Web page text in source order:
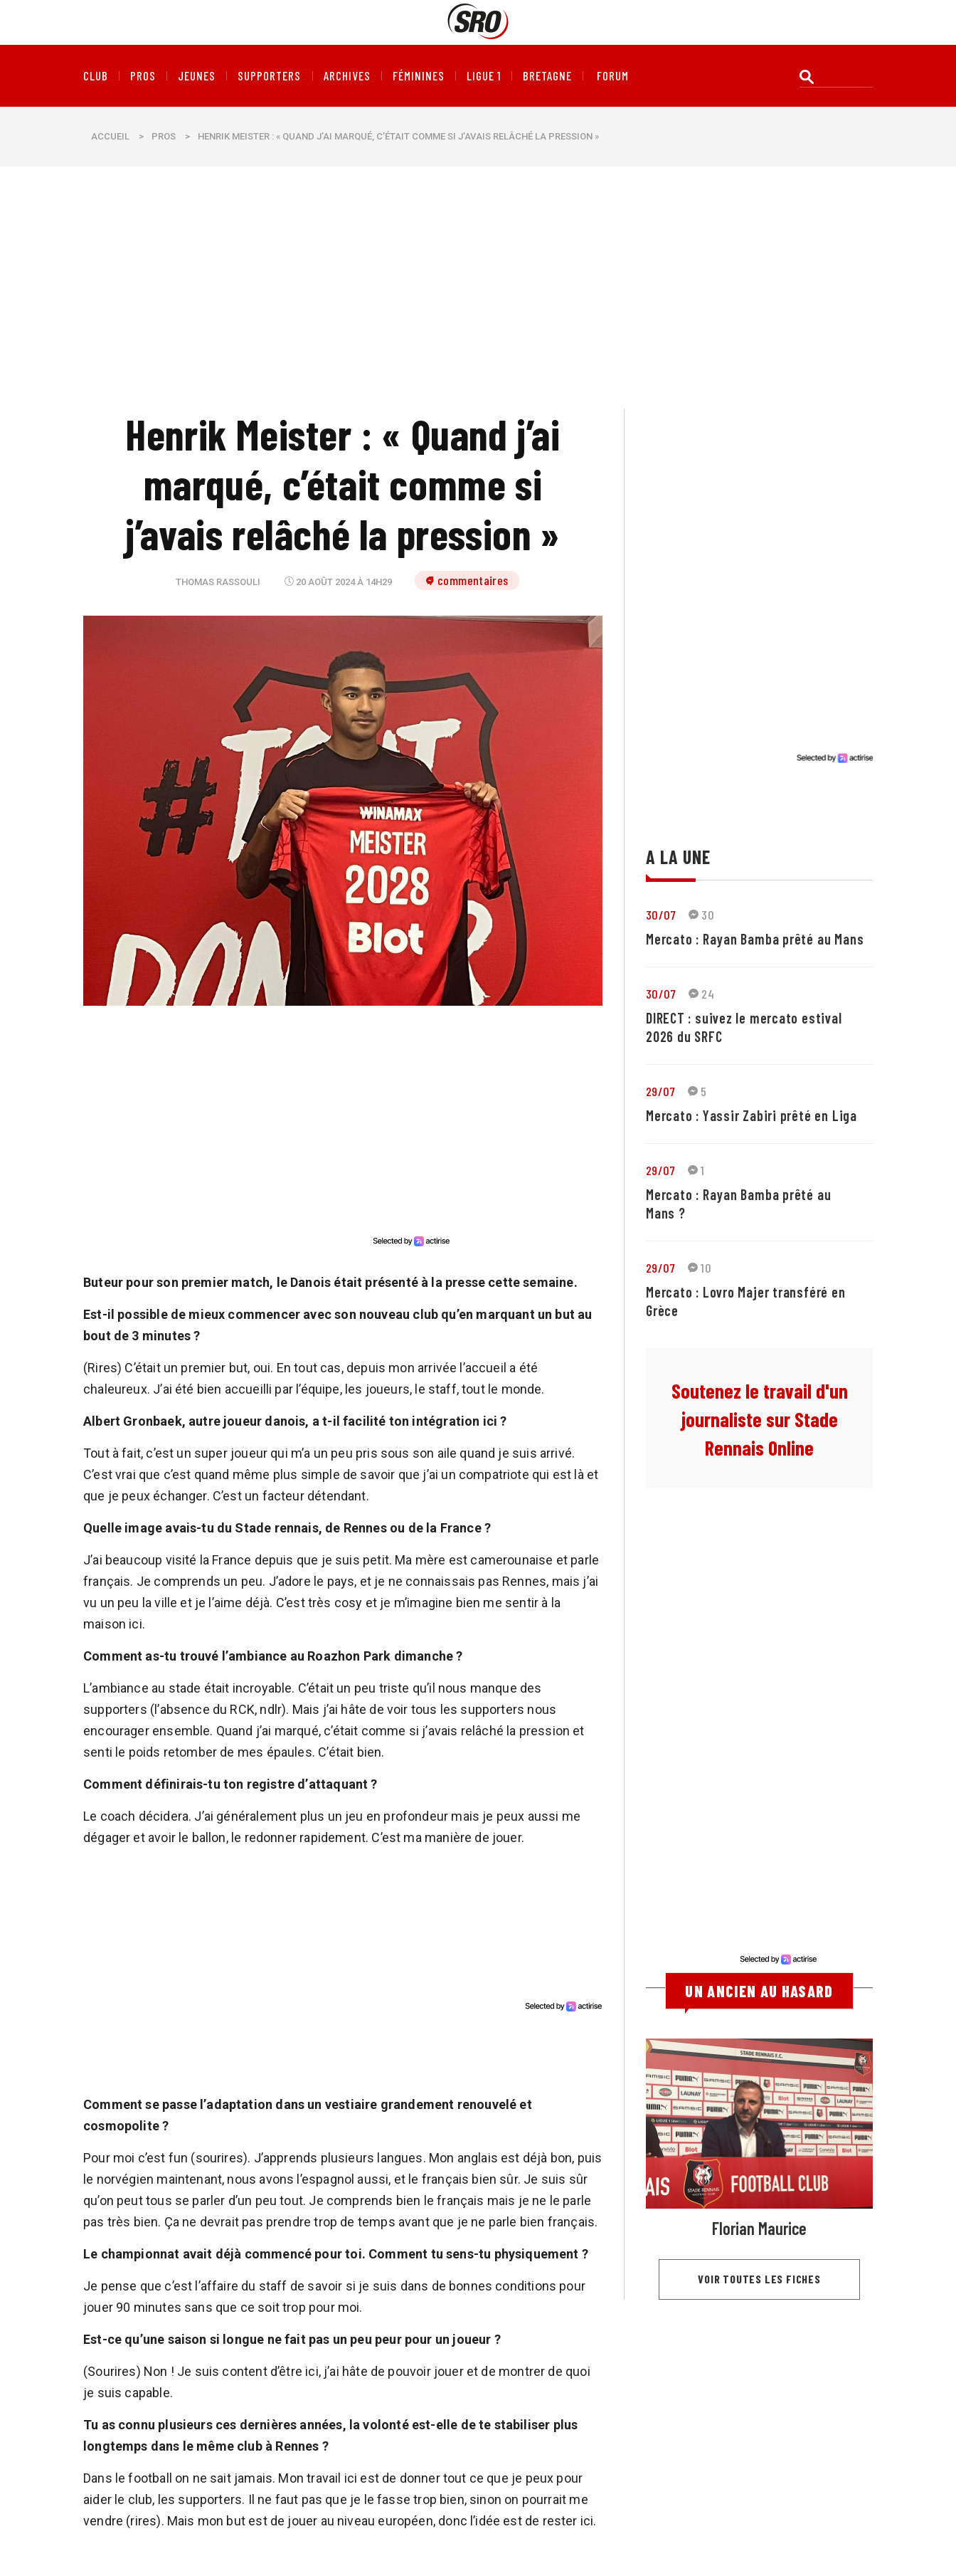
CLUB PROS JEUNES SUPPORTERS ARCHIVES FÉMININES LIGUE 1 BRETAGNE FORUM
ACCUEIL > PROS > HENRIK MEISTER : « QUAND J’AI MARQUÉ, C’ÉTAIT COMME SI J’AVAIS RELÂCHÉ LA PRESSION »
Henrik Meister : « Quand j’ai
marqué, c’était comme si
j’avais relâché la pression »
THOMAS RASSOULI 20 AOÛT 2024 À 14H29 7 commentaires
Buteur pour son premier match, le Danois était présenté à la presse cette semaine.
Est-il possible de mieux commencer avec son nouveau club qu’en marquant un but au
bout de 3 minutes ?
(Rires) C’était un premier but, oui. En tout cas, depuis mon arrivée l’accueil a été
chaleureux. J’ai été bien accueilli par l’équipe, les joueurs, le staff, tout le monde.
Albert Gronbaek, autre joueur danois, a t-il facilité ton intégration ici ?
Tout à fait, c’est un super joueur qui m’a un peu pris sous son aile quand je suis arrivé.
C’est vrai que c’est quand même plus simple de savoir que j’ai un compatriote qui est là et
que je peux échanger. C’est un facteur détendant.
Quelle image avais-tu du Stade rennais, de Rennes ou de la France ?
J’ai beaucoup visité la France depuis que je suis petit. Ma mère est camerounaise et parle
français. Je comprends un peu. J’adore le pays, et je ne connaissais pas Rennes, mais j’ai
vu un peu la ville et je l’aime déjà. C’est très cosy et je m’imagine bien me sentir à la
maison ici.
Comment as-tu trouvé l’ambiance au Roazhon Park dimanche ?
L’ambiance au stade était incroyable. C’était un peu triste qu’il nous manque des
supporters (l’absence du RCK, ndlr). Mais j’ai hâte de voir tous les supporters nous
encourager ensemble. Quand j’ai marqué, c’était comme si j’avais relâché la pression et
senti le poids retomber de mes épaules. C’était bien.
Comment définirais-tu ton registre d’attaquant ?
Le coach décidera. J’ai généralement plus un jeu en profondeur mais je peux aussi me
dégager et avoir le ballon, le redonner rapidement. C’est ma manière de jouer.
Comment se passe l’adaptation dans un vestiaire grandement renouvelé et
cosmopolite ?
Pour moi c’est fun (sourires). J’apprends plusieurs langues. Mon anglais est déjà bon, puis
le norvégien maintenant, nous avons l’espagnol aussi, et le français bien sûr. Je suis sûr
qu’on peut tous se parler d’un peu tout. Je comprends bien le français mais je ne le parle
pas très bien. Ça ne devrait pas prendre trop de temps avant que je ne parle bien français.
Le championnat avait déjà commencé pour toi. Comment tu sens-tu physiquement ?
Je pense que c’est l’affaire du staff de savoir si je suis dans de bonnes conditions pour
jouer 90 minutes sans que ce soit trop pour moi.
Est-ce qu’une saison si longue ne fait pas un peu peur pour un joueur ?
(Sourires) Non ! Je suis content d’être ici, j’ai hâte de pouvoir jouer et de montrer de quoi
je suis capable.
Tu as connu plusieurs ces dernières années, la volonté est-elle de te stabiliser plus
longtemps dans le même club à Rennes ?
Dans le football on ne sait jamais. Mon travail ici est de donner tout ce que je peux pour
aider le club, les supporters. Il ne faut pas que je le fasse trop bien, sinon on pourrait me
vendre (rires). Mais mon but est de jouer au niveau européen, donc l’idée est de rester ici.
A LA UNE
30/07 30
Mercato : Rayan Bamba prêté au Mans
30/07 24
DIRECT : suivez le mercato estival
2026 du SRFC
29/07 5
Mercato : Yassir Zabiri prêté en Liga
29/07 1
Mercato : Rayan Bamba prêté au
Mans ?
29/07 10
Mercato : Lovro Majer transféré en
Grèce
Soutenez le travail d'un
journaliste sur Stade
Rennais Online
UN ANCIEN AU HASARD
Florian Maurice
VOIR TOUTES LES FICHES